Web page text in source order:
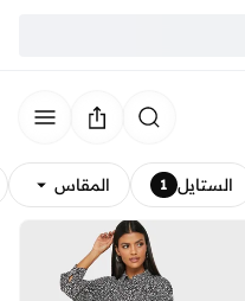
الستايل 1 المقاس